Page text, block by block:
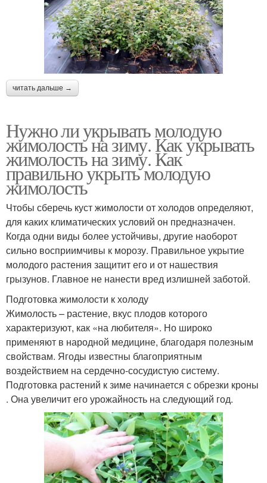
читать дальше →
Нужно ли укрывать молодую
жимолость на зиму. Как укрывать
жимолость на зиму. Как
правильно укрыть молодую
жимолость
Чтобы сберечь куст жимолости от холодов определяют,
для каких климатических условий он предназначен.
Когда одни виды более устойчивы, другие наоборот
сильно восприимчивы к морозу. Правильное укрытие
молодого растения защитит его и от нашествия
грызунов. Главное не нанести вред излишней заботой.
Подготовка жимолости к холоду
Жимолость – растение, вкус плодов которого
характеризуют, как «на любителя». Но широко
применяют в народной медицине, благодаря полезным
свойствам. Ягоды известны благоприятным
воздействием на сердечно-сосудистую систему.
Подготовка растений к зиме начинается с обрезки кроны
. Она увеличит его урожайность на следующий год.